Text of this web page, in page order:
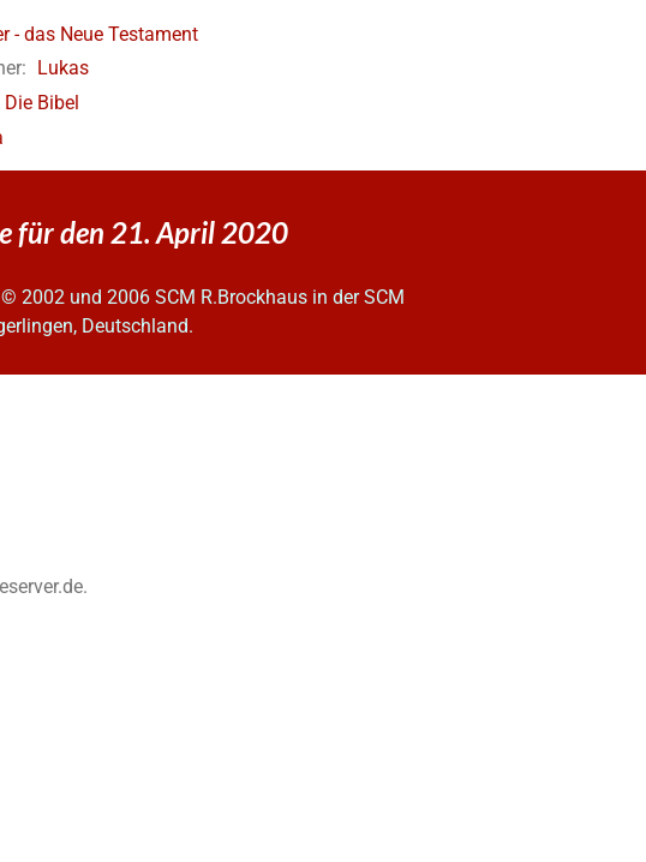
- das Neue Testament
Lukas
Bibel
für den 21. April 2020
© 2002 und 2006 SCM R.Brockhaus in der SCM
Deutschland.